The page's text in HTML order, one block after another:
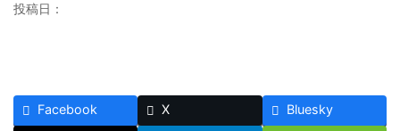
投稿日：
Facebook X
Bluesky